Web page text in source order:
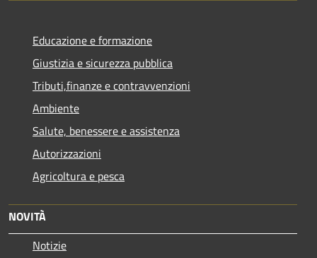
Educazione e formazione
Giustizia e sicurezza pubblica
Tributi,finanze e contravvenzioni
Ambiente
Salute, benessere e assistenza
Autorizzazioni
Agricoltura e pesca
NOVITÀ
Notizie